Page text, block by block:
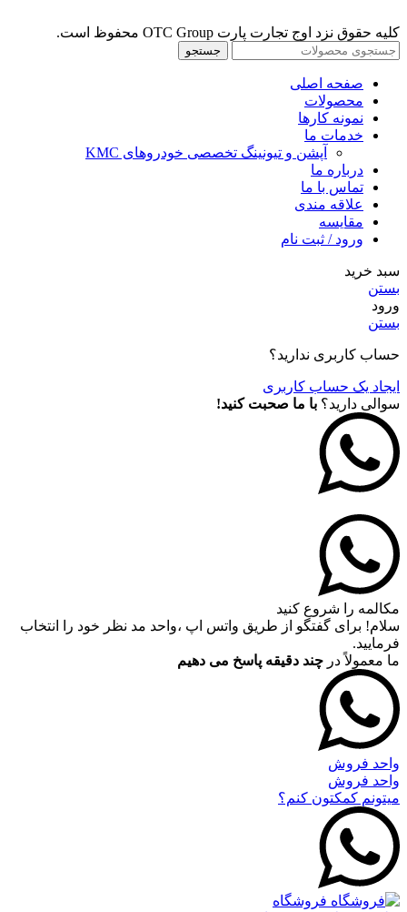
کلیه حقوق نزد اوج تجارت پارت OTC Group محفوظ است.
جستجو
صفحه اصلی
محصولات
نمونه کارها
خدمات ما
آپشن و تیونینگ تخصصی خودروهای KMC
درباره ما
تماس با ما
علاقه مندی
مقايسه
ورود / ثبت نام
سبد خرید
بستن
ورود
بستن
حساب کاربری ندارید؟
ایجاد یک حساب کاربری
سوالی دارید؟ با ما صحبت کنید!
مکالمه را شروع کنید
سلام! برای گفتگو از طریق واتس اپ ،واحد مد نظر خود را انتخاب
فرمایید.
ما معمولاً در چند دقیقه پاسخ می دهیم
واحد فروش
واحد فروش
میتونم کمکتون کنم؟
فروشگاه